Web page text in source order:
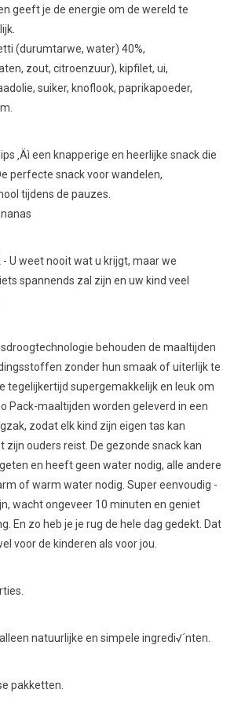
geeft je de energie om de wereld te
(durumtarwe, water) 40%,
zout, citroenzuur), kipfilet, ui,
suiker, knoflook, paprikapoeder,
‚Äì een knapperige en heerlijke snack die
perfecte snack voor wandelen,
tijdens de pauzes.
U weet nooit wat u krijgt, maar we
spannends zal zijn en uw kind veel
behouden de maaltijden
zonder hun smaak of uiterlijk te
tegelijkertijd supergemakkelijk en leuk om
Pack-maaltijden worden geleverd in een
zodat elk kind zijn eigen tas kan
zijn ouders reist. De gezonde snack kan
en heeft geen water nodig, alle andere
of warm water nodig. Super eenvoudig -
wacht ongeveer 10 minuten en geniet
En zo heb je je rug de hele dag gedekt. Dat
voor de kinderen als voor jou.
natuurlijke en simpele ingredi√´nten.
pakketten.